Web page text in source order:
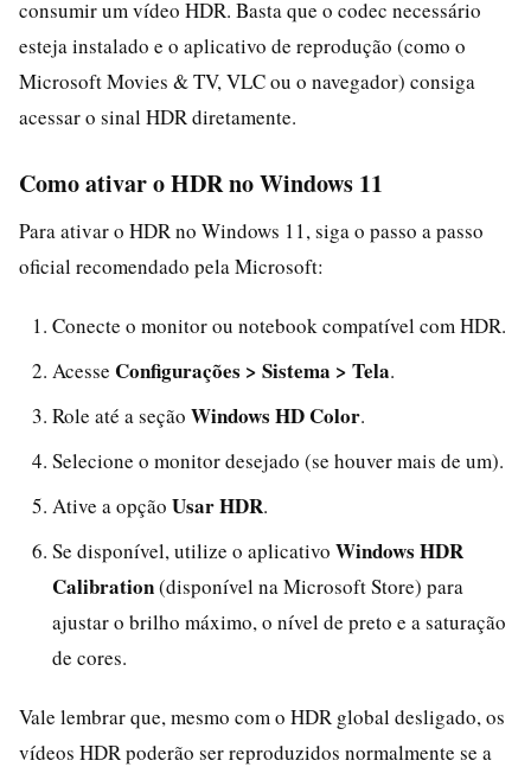
consumir um vídeo HDR. Basta que o codec necessário
esteja instalado e o aplicativo de reprodução (como o
Microsoft Movies & TV, VLC ou o navegador) consiga
acessar o sinal HDR diretamente.
Como ativar o HDR no Windows 11
Para ativar o HDR no Windows 11, siga o passo a passo
oficial recomendado pela Microsoft:
Conecte o monitor ou notebook compatível com HDR.
Acesse Configurações > Sistema > Tela.
Role até a seção Windows HD Color.
Selecione o monitor desejado (se houver mais de um).
Ative a opção Usar HDR.
Se disponível, utilize o aplicativo Windows HDR
Calibration(disponível na Microsoft Store) para
ajustar o brilho máximo, o nível de preto e a saturação
de cores.
Vale lembrar que, mesmo com o HDR global desligado, os
vídeos HDR poderão ser reproduzidos normalmente se a